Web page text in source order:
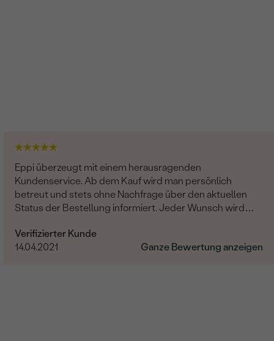
Eppi überzeugt mit einem herausragenden
Kundenservice. Ab dem Kauf wird man persönlich
betreut und stets ohne Nachfrage über den aktuellen
Status der Bestellung informiert. Jeder Wunsch wird
aufgehoben zu sein, freundlich, seriös und professionell.
Die Artikel werden liebevoll verpackt. Das beste
Verifizierter Kunde
14.04.2021
Ganze Bewertung anzeigen